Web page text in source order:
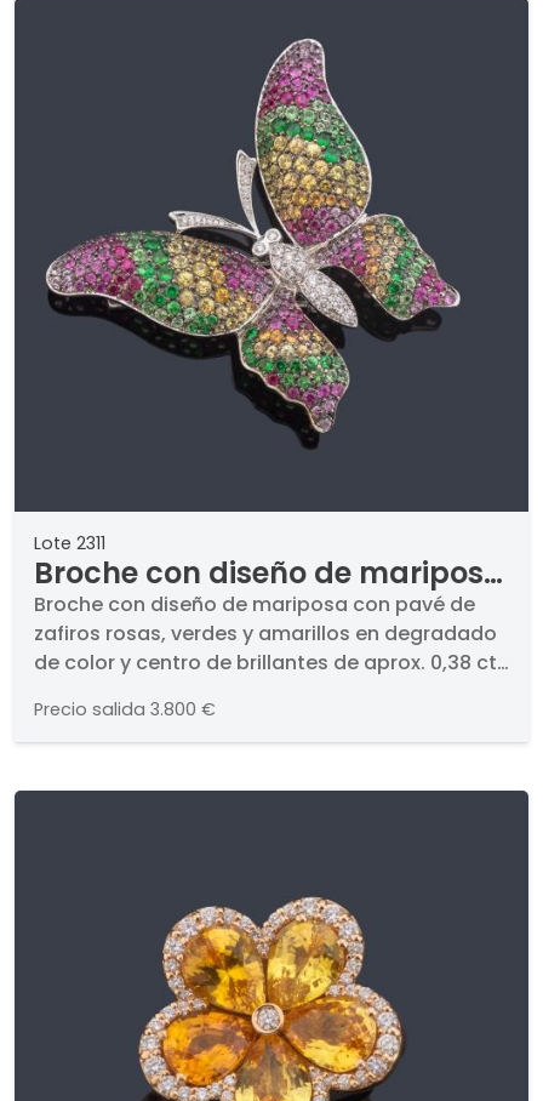
Lote 2311
Broche con diseño de mariposa
con pavé de zafiros rosas,
verdes y amarillos en
degradado de color y centro de
brillantes de aprox. 0,38 ct en
total.
Broche con diseño de mariposa con pavé de
zafiros rosas, verdes y amarillos en degradado
de color y centro de brillantes de aprox. 0,38 ct
Precio salida 3.800 €